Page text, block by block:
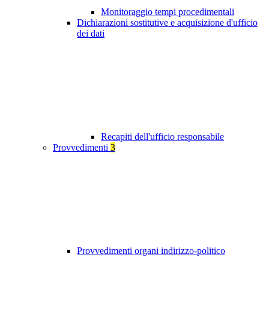
Monitoraggio tempi procedimentali
Dichiarazioni sostitutive e acquisizione d'ufficio
dei dati
Recapiti dell'ufficio responsabile
Provvedimenti 3
Provvedimenti organi indirizzo-politico